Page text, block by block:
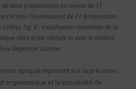
deux préparations au niveau de 11
Céramo Céramique) et de 21 (préparation
Fig. 4 : visualisation immédiate de la
intra orale réalisée ici avec la caméra
Definition Scanner.
optique reposent sur la précision,
ergonomique et la possibilité de